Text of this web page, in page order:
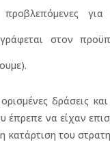
προβλεπόμενες
στον
δράσεις
έπρεπε να είχαν
κατάρτιση του